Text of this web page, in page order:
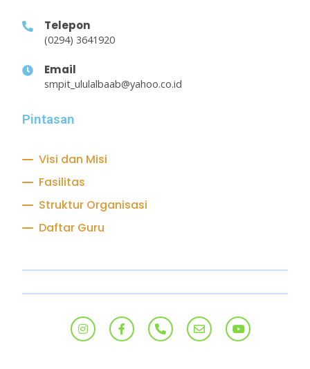
Telepon
(0294) 3641920
Email
smpit_ululalbaab@yahoo.co.id
Pintasan
Visi dan Misi
Fasilitas
Struktur Organisasi
Daftar Guru